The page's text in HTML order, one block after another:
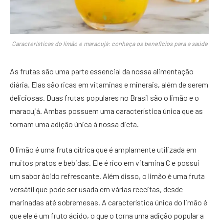
Características do limão e maracujá: conheça os benefícios para a saúde
As frutas são uma parte essencial da nossa alimentação
diária. Elas são ricas em vitaminas e minerais, além de serem
deliciosas. Duas frutas populares no Brasil são o limão e o
maracujá. Ambas possuem uma característica única que as
tornam uma adição única à nossa dieta.
O limão é uma fruta cítrica que é amplamente utilizada em
muitos pratos e bebidas. Ele é rico em vitamina C e possui
um sabor ácido refrescante. Além disso, o limão é uma fruta
versátil que pode ser usada em várias receitas, desde
marinadas até sobremesas. A característica única do limão é
que ele é um fruto ácido, o que o torna uma adição popular a